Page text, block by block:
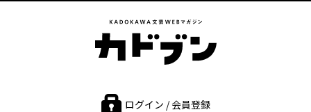
ログイン / 会員登録